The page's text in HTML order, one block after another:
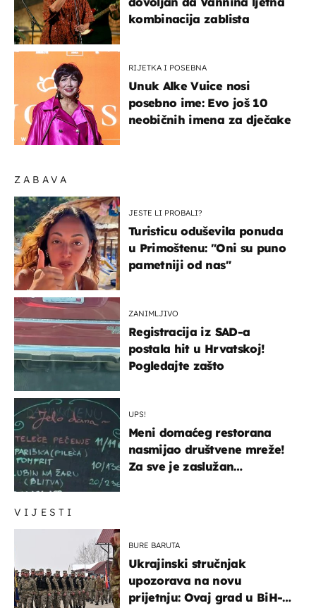
VIJESTI
BURE BARUTA
Ukrajinski stručnjak
upozorava na novu
prijetnju: Ovaj grad u BiH-u
ZABAVA
JESTE LI PROBALI?
Turisticu oduševila ponuda
u Primoštenu: "Oni su puno
pametniji od nas"
ZANIMLJIVO
Registracija iz SAD-a
postala hit u Hrvatskoj!
Pogledajte zašto
UPS!
Meni domaćeg restorana
nasmijao društvene mreže!
Za sve je zaslužan
kombinacija zablista
RIJETKA I POSEBNA
Unuk Alke Vuice nosi
posebno ime: Evo još 10
neobičnih imena za dječake